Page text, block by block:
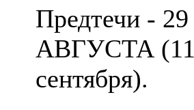
Предтечи - 29
АВГУСТА (11
сентября).